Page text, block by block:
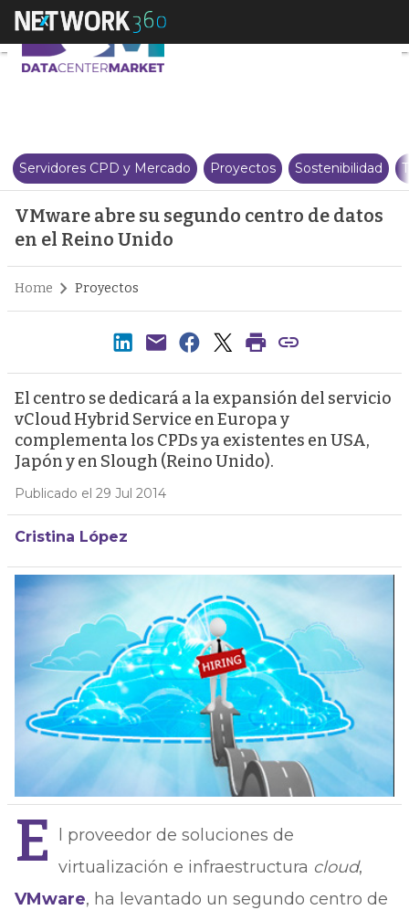
VMware abre su segundo
Servidores CPD y Mercado Proyectos Sostenibilidad
VMware abre su segundo centro de datos
en el Reino Unido
Home Proyectos
El centro se dedicará a la expansión del servicio
vCloud Hybrid Service en Europa y
complementa los CPDs ya existentes en USA,
Japón y en Slough (Reino Unido).
Publicado el 29 Jul 2014
Cristina López
E
l proveedor de soluciones de
virtualización e infraestructura cloud,
VMware, ha levantado un segundo centro de